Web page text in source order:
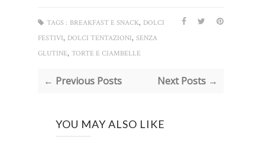
TAGS : BREAKFAST E SNACK, DOLCI
FESTIVI, DOLCI TENTAZIONI, SENZA
GLUTINE, TORTE E CIAMBELLE
← Previous Posts Next Posts →
YOU MAY ALSO LIKE